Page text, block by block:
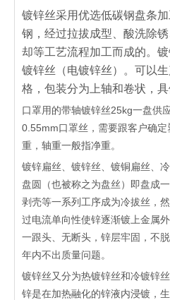
镀锌丝采用优选低碳钢盘条
钢，经过拉拔成型、酸洗除
却等工艺流程加工而成的。
镀锌丝（电镀锌丝）。可以
格，包装分为上轴和卷状，
口罩用的带轴镀锌丝25kg一盘供
0.55mm口罩丝，需要跟客户确
重，轴重一般指净重。
镀锌扁丝、镀锌丝、镀铜扁丝、
盘圆（也被称之为盘丝）即盘成
剥壳等一系列工序成为冷拔丝，
过电流单向性使锌逐渐镀上金属
一跟头、无断头，锌层牢固，不
年内不出质量问题。
镀锌丝又分为热镀锌丝和冷镀锌
锌是在加热融化的锌液内浸镀，